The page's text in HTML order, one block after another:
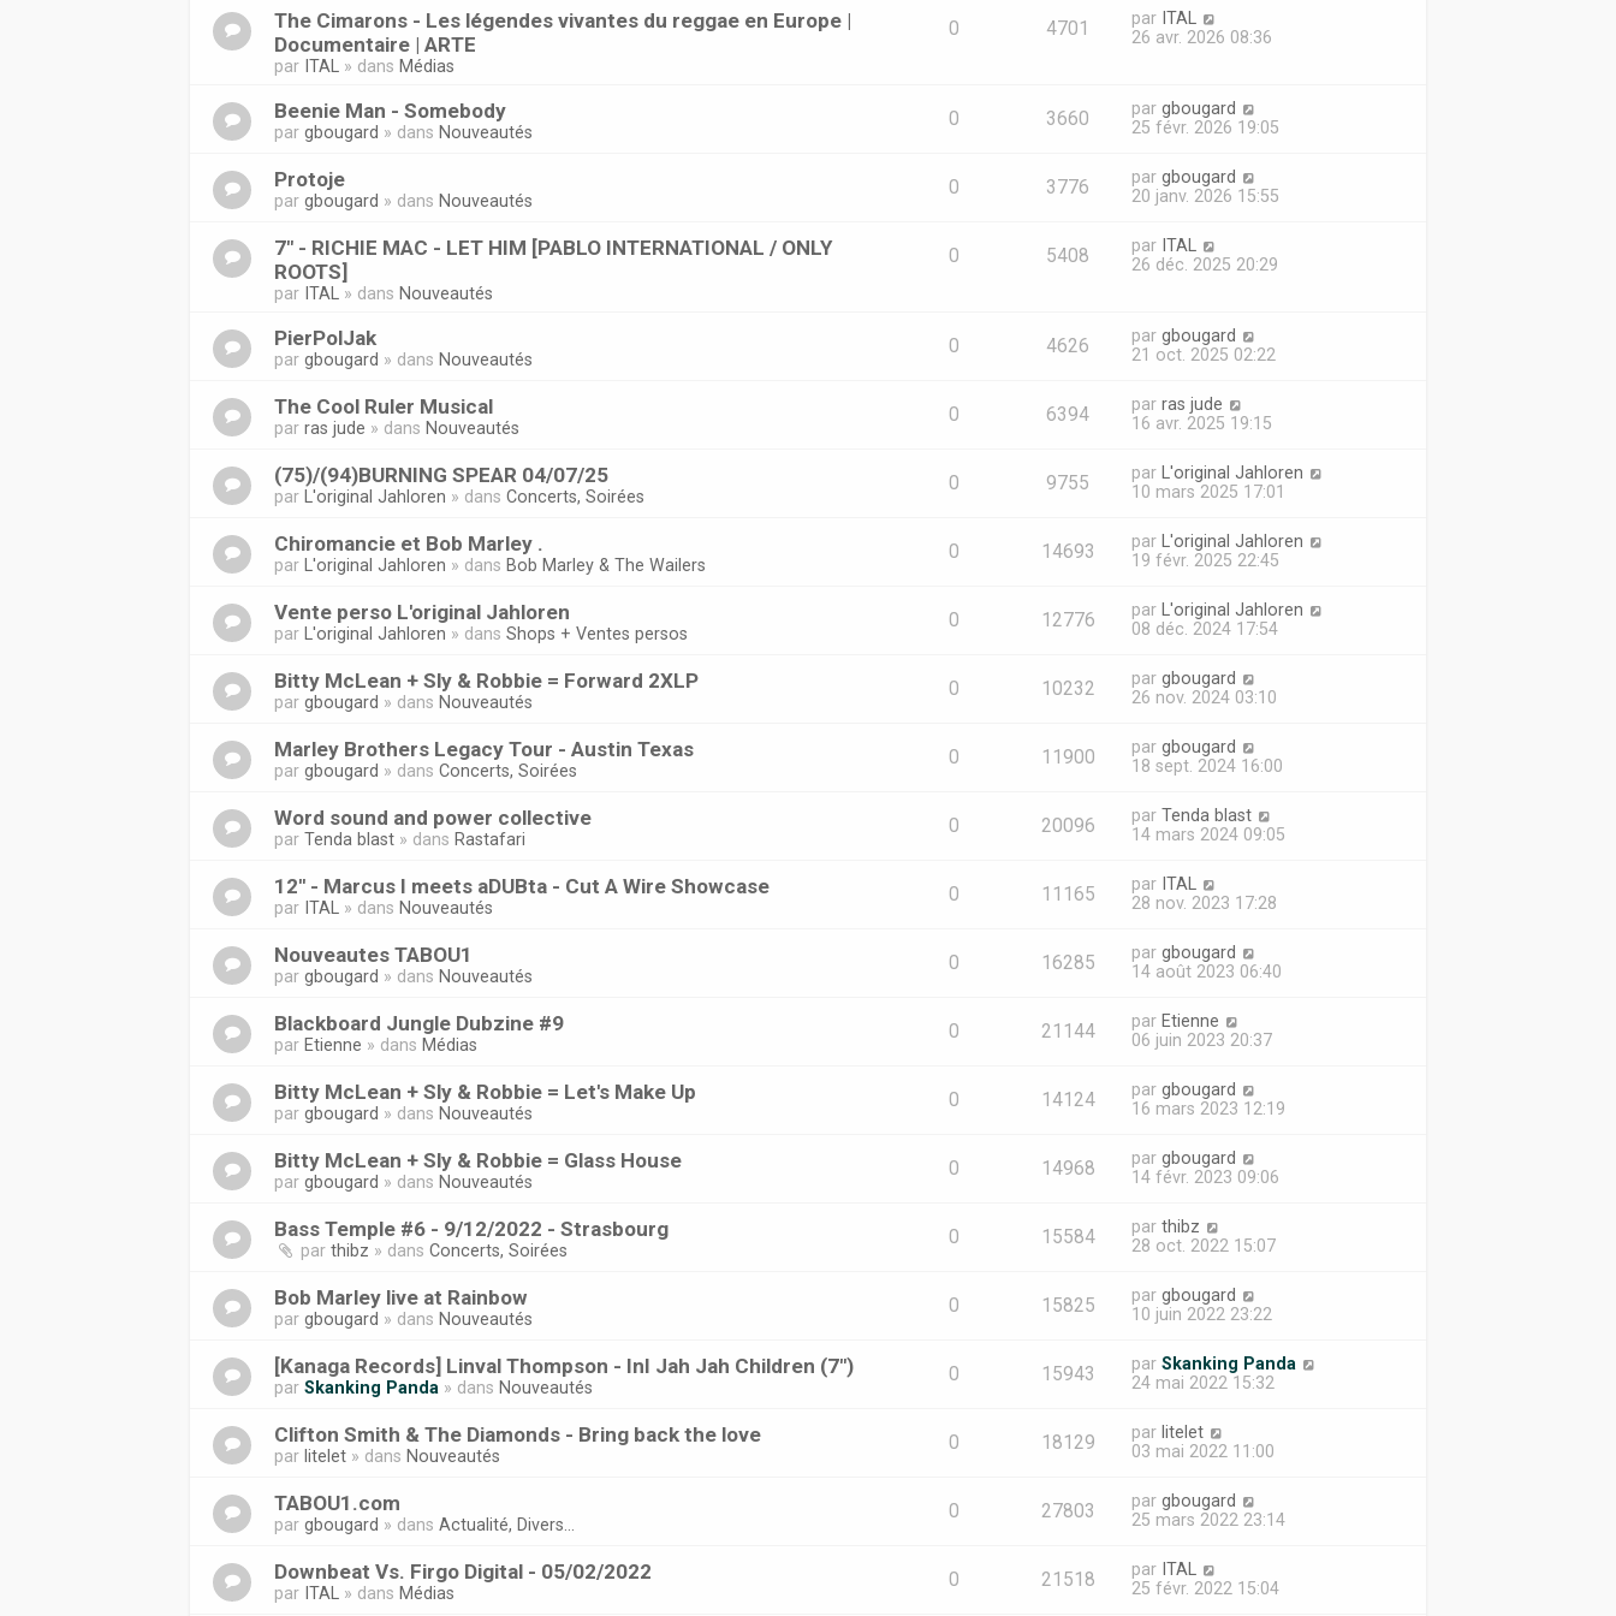
The Cimarons - Les légendes vivantes du reggae en Europe |
Documentaire | ARTE
par ITAL » dans Médias
0 4701 par ITAL
26 avr. 2026 08:36
Beenie Man - Somebody
pargbougard » dans Nouveautés
0 3660 par gbougard
25 févr. 2026 19:05
Protoje
pargbougard » dans Nouveautés
0 3776 par gbougard
20 janv. 2026 15:55
7" - RICHIE MAC - LET HIM [PABLO INTERNATIONAL / ONLY
ROOTS]
par ITAL » dans Nouveautés
0 5408 par ITAL
26 déc. 2025 20:29
PierPolJak
pargbougard » dans Nouveautés
0 4626 par gbougard
21 oct. 2025 02:22
The Cool Ruler Musical
parras jude » dans Nouveautés
0 6394 par ras jude
16 avr. 2025 19:15
(75)/(94)BURNING SPEAR 04/07/25
par L'original Jahloren » dansConcerts, Soirées
0 9755 par
L'original Jahloren
10 mars 2025 17:01
Chiromancie et Bob Marley .
par L'original Jahloren » dans Bob Marley & The Wailers
0 14693 par
L'original Jahloren
19 févr. 2025 22:45
Vente perso L'original Jahloren
par L'original Jahloren » dansShops + Ventes persos
0 12776 par
L'original Jahloren
08 déc. 2024 17:54
Bitty McLean + Sly & Robbie = Forward 2XLP
pargbougard » dans Nouveautés
0 10232 par gbougard
26 nov. 2024 03:10
Marley Brothers Legacy Tour - Austin Texas
pargbougard » dansConcerts, Soirées
0 11900 par gbougard
18 sept. 2024 16:00
Word sound and power collective
parTenda blast » dans Rastafari
0 20096 par Tenda blast
14 mars 2024 09:05
12'' - Marcus I meets aDUBta - Cut A Wire Showcase
par ITAL » dans Nouveautés
0 11165 par ITAL
28 nov. 2023 17:28
Nouveautes TABOU1
pargbougard » dans Nouveautés
0 16285 par gbougard
14 août 2023 06:40
Blackboard Jungle Dubzine #9
par Etienne » dans Médias
0 21144 par Etienne
06 juin 2023 20:37
Bitty McLean + Sly & Robbie = Let's Make Up
pargbougard » dans Nouveautés
0 14124 par gbougard
16 mars 2023 12:19
Bitty McLean + Sly & Robbie = Glass House
pargbougard » dans Nouveautés
0 14968 par gbougard
14 févr. 2023 09:06
Bass Temple #6 - 9/12/2022 - Strasbourg
parthibz » dansConcerts, Soirées
0 15584 par thibz
28 oct. 2022 15:07
Bob Marley live at Rainbow
pargbougard » dans Nouveautés
0 15825 par gbougard
10 juin 2022 23:22
[Kanaga Records] Linval Thompson - InI Jah Jah Children (7")
parSkanking Panda » dans Nouveautés
0 15943 par Skanking Panda
24 mai 2022 15:32
Clifton Smith & The Diamonds - Bring back the love
par litelet » dans Nouveautés
0 18129 par litelet
03 mai 2022 11:00
TABOU1.com
pargbougard » dansActualité, Divers...
0 27803 par gbougard
25 mars 2022 23:14
Downbeat Vs. Firgo Digital - 05/02/2022
par ITAL » dans Médias
0 21518 par ITAL
25 févr. 2022 15:04